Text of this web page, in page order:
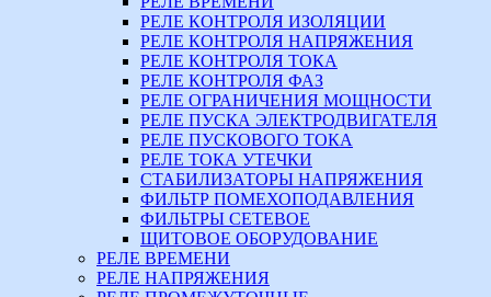
РЕЛЕ КОНТРОЛЯ ИЗОЛЯЦИИ
РЕЛЕ КОНТРОЛЯ НАПРЯЖЕНИЯ
РЕЛЕ КОНТРОЛЯ ТОКА
РЕЛЕ КОНТРОЛЯ ФАЗ
РЕЛЕ ОГРАНИЧЕНИЯ МОЩНОСТИ
РЕЛЕ ПУСКА ЭЛЕКТРОДВИГАТЕЛЯ
РЕЛЕ ПУСКОВОГО ТОКА
РЕЛЕ ТОКА УТЕЧКИ
СТАБИЛИЗАТОРЫ НАПРЯЖЕНИЯ
ФИЛЬТР ПОМЕХОПОДАВЛЕНИЯ
ФИЛЬТРЫ СЕТЕВОЕ
ЩИТОВОЕ ОБОРУДОВАНИЕ
РЕЛЕ ВРЕМЕНИ
РЕЛЕ НАПРЯЖЕНИЯ